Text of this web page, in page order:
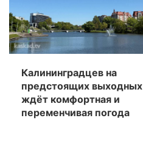
Калининградцев на
предстоящих выходных
ждёт комфортная и
переменчивая погода